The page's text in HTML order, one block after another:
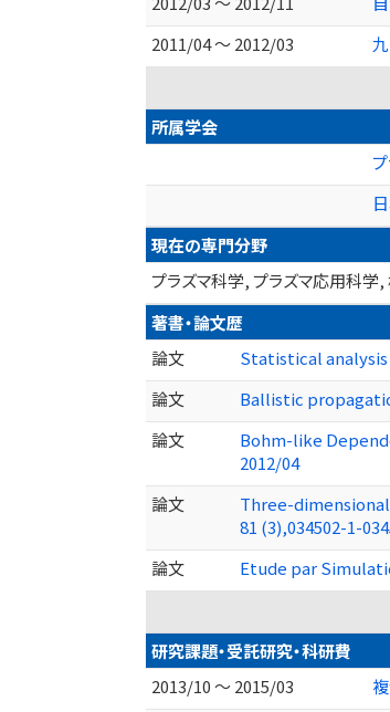
2011/04 ～ 2012/03
所属学会
現在の専門分野
プラズマ科学, プラズマ応用科学,
著書・論文歴
論文
Statistical analysis
論文
Ballistic
論文
Bohm-like
2012/04
論文
Three-dimensional
81 (3),034502-1-
論文
Etude par
研究課題・受託研究・科研費
2013/10 ～ 2015/03